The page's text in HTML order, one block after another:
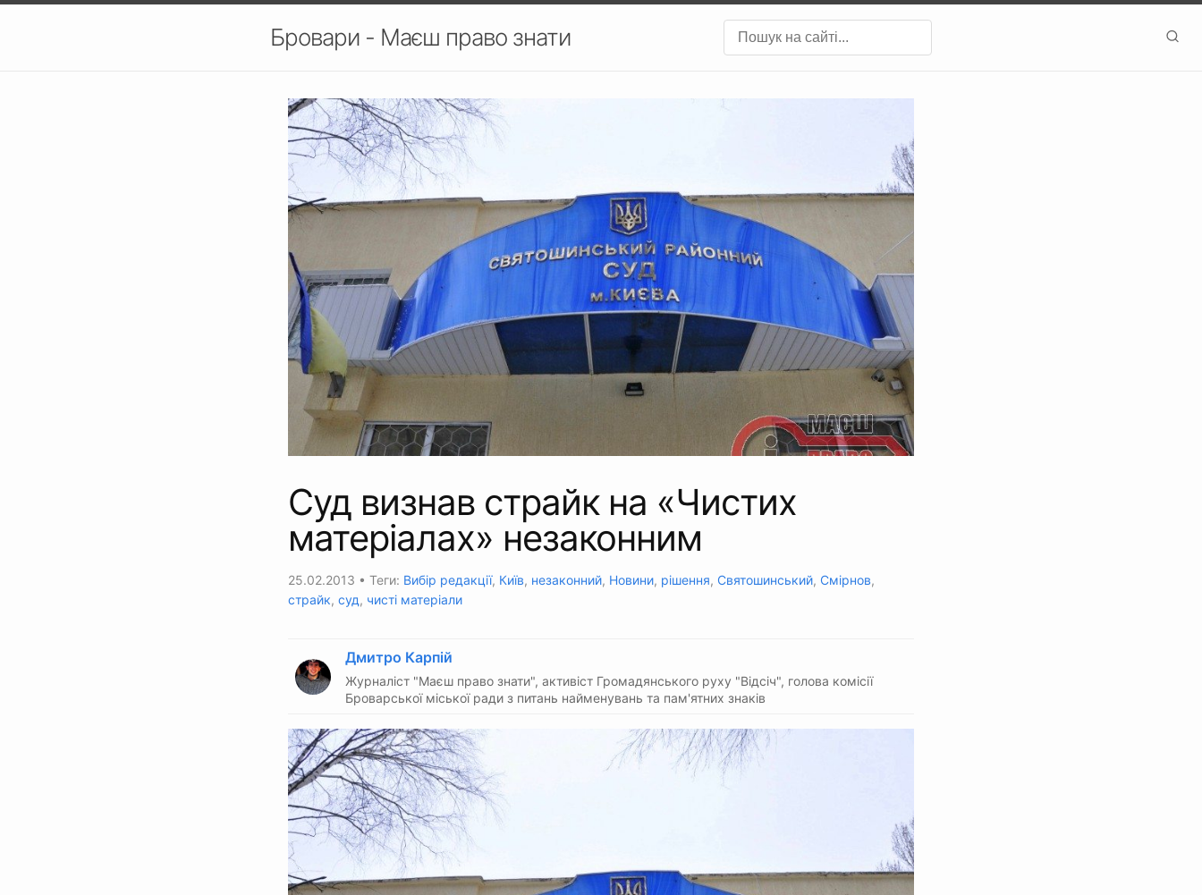
Бровари - Маєш право знати
Суд визнав страйк на «Чистих
матеріалах» незаконним
25.02.2013 • Теги: Вибір редакції, Київ, незаконний, Новини, рішення, Святошинський, Смірнов,
страйк, суд, чисті матеріали
Дмитро Карпій
Журналіст "Маєш право знати", активіст Громадянського руху "Відсіч", голова комісії
Броварської міської ради з питань найменувань та пам'ятних знаків